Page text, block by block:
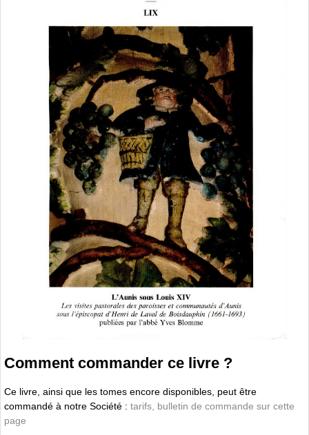
Comment commander ce livre ?
Ce livre, ainsi que les tomes encore disponibles, peut être
commandé à notre Société : tarifs, bulletin de commande sur cette
page